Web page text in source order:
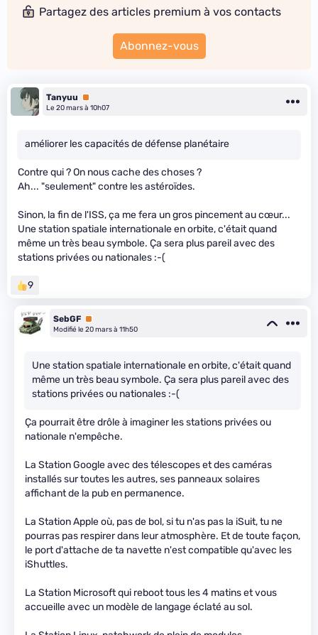
Partagez des articles premium à vos contacts
Abonnez-vous
Tanyuu
Premium
Le 20 mars à 10h07
améliorer les capacités de défense planétaire
Contre qui ? On nous cache des choses ?
Ah... "seulement" contre les astéroïdes.
Sinon, la fin de l'ISS, ça me fera un gros pincement au cœur...
Une station spatiale internationale en orbite, c'était quand
même un très beau symbole. Ça sera plus pareil avec des
stations privées ou nationales :-(
9
SebGF Premium
Modifié le 20 mars à 11h50
Une station spatiale internationale en orbite, c'était quand
même un très beau symbole. Ça sera plus pareil avec des
stations privées ou nationales :-(
Ça pourrait être drôle à imaginer les stations privées ou
nationale n'empêche.
La Station Google avec des télescopes et des caméras
installés sur toutes les autres, ses panneaux solaires
affichant de la pub en permanence.
La Station Apple où, pas de bol, si tu n'as pas la iSuit, tu ne
pourras pas respirer dans leur atmosphère. Et de toute façon,
le port d'attache de ta navette n'est compatible qu'avec les
iShuttles.
La Station Microsoft qui reboot tous les 4 matins et vous
accueille avec un modèle de langage éclaté au sol.